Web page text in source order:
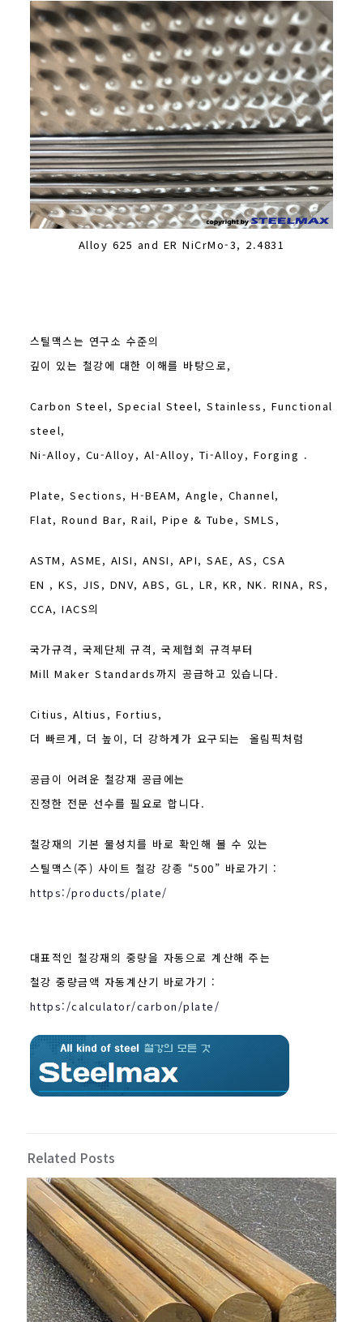
Alloy 625 and ER NiCrMo-3, 2.4831
스틸맥스는 연구소 수준의
깊이 있는 철강에 대한 이해를 바탕으로,
Carbon Steel, Special Steel, Stainless, Functional
steel,
Ni-Alloy, Cu-Alloy, Al-Alloy, Ti-Alloy, Forging .
Plate, Sections, H-BEAM, Angle, Channel,
Flat, Round Bar, Rail, Pipe & Tube, SMLS,
ASTM, ASME, AISI, ANSI, API, SAE, AS, CSA
EN , KS, JIS, DNV, ABS, GL, LR, KR, NK. RINA, RS,
CCA, IACS의
국가규격, 국제단체 규격,국제협회 규격부터
Mill Maker Standards까지 공급하고 있습니다.
Citius, Altius, Fortius,
더 빠르게, 더 높이, 더 강하게가 요구되는 올림픽처럼
공급이 어려운 철강재 공급에는
진정한 전문 선수를 필요로 합니다.
철강재의 기본 물성치를 바로 확인해 볼 수 있는
스틸맥스(주) 사이트 철강 강종 “500” 바로가기 :
https:/products/plate/
대표적인 철강재의 중량을 자동으로 계산해 주는
철강 중량금액 자동계산기 바로가기 :
https:/calculator/carbon/plate/
Related Posts